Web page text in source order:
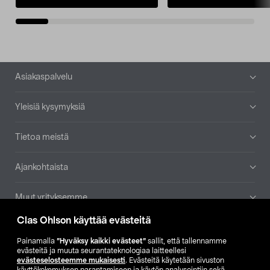
Clas Ohlson käyttää evästeitä
Painamalla ”Hyväksy kaikki evästeet” sallit, että tallennamme
evästeitä ja muuta seurantateknologiaa laitteellesi
evästeselosteemme mukaisesti. Evästeitä käytetään sivuston
Alatunniste
Asiakaspalvelu
Yleisiä kysymyksiä
Tietoa meistä
Ajankohtaista
Muut yrityksemme
Etsi myymälä
SE NO FI